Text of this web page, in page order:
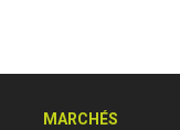
MARCHÉS